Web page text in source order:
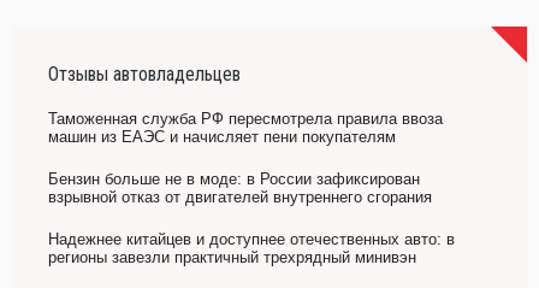
Отзывы автовладельцев
Таможенная служба РФ пересмотрела правила ввоза
машин из ЕАЭС и начисляет пени покупателям
Бензин больше не в моде: в России зафиксирован
взрывной отказ от двигателей внутреннего сгорания
Надежнее китайцев и доступнее отечественных авто: в
регионы завезли практичный трехрядный минивэн